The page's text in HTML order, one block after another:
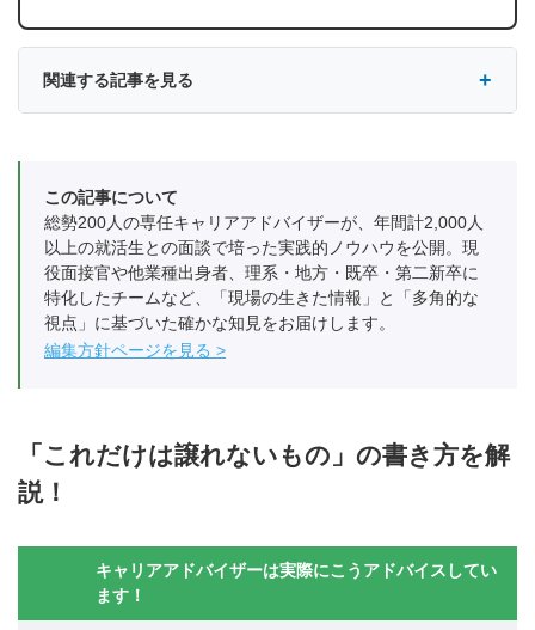
関連する記事を見る
この記事について
総勢200人の専任キャリアアドバイザーが、年間計2,000人
以上の就活生との面談で培った実践的ノウハウを公開。現
役面接官や他業種出身者、理系・地方・既卒・第二新卒に
特化したチームなど、「現場の生きた情報」と「多角的な
視点」に基づいた確かな知見をお届けします。
編集方針ページを見る
「これだけは譲れないもの」の書き方を解
説！
キャリアアドバイザーは実際にこうアドバイスしてい
ます！